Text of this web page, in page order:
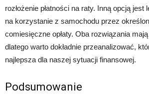
rozłożenie płatności na raty. Inną opcją
na korzystanie z samochodu przez
comiesięczne opłaty. Oba rozwiązania
dlatego warto dokładnie przeanalizować,
najlepsza dla naszej sytuacji finansowej.
Podsumowanie